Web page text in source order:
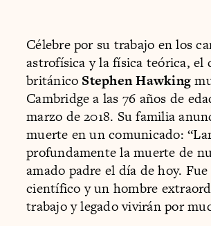
Célebre por su trabajo en los
astrofísica y la física teórica, el
británico Stephen Hawking
Cambridge a las 76 años de
marzo de 2018. Su familia
muerte en un comunicado:
profundamente la muerte de
amado padre el día de hoy.
científico y un hombre
trabajo y legado vivirán por